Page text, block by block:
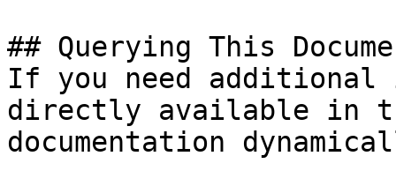
## Querying This
If you need
directly available in
documentation